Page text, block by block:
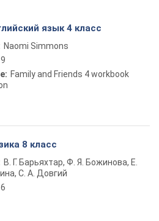
язык 4 класс
Naomi Simmons
Family and Friends 4 workbook
8 класс
В. Г. Барьяхтар, Ф. Я. Божинова, Е.
С. А. Довгий